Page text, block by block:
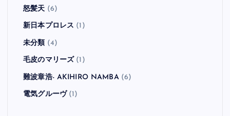
怒髪天 (6)
新日本プロレス (1)
未分類 (4)
毛皮のマリーズ (1)
難波章浩- AKIHIRO NAMBA(6)
電気グルーヴ(1)